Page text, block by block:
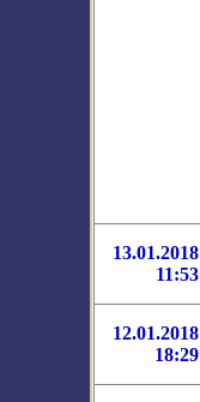
13.01.2018
11:53
12.01.2018
18:29